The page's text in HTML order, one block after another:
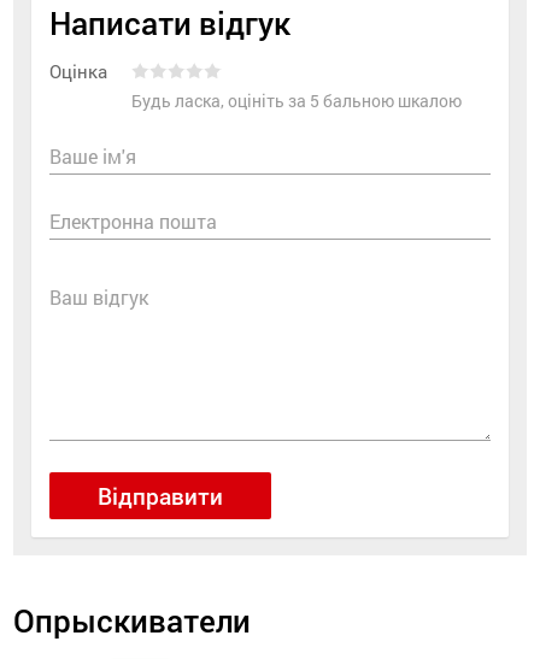
Написати відгук
Оцінка
Будь ласка, оцініть за 5 бальною шкалою
Ваше ім'я
Електронна пошта
Ваш відгук
Відправити
Опрыскиватели